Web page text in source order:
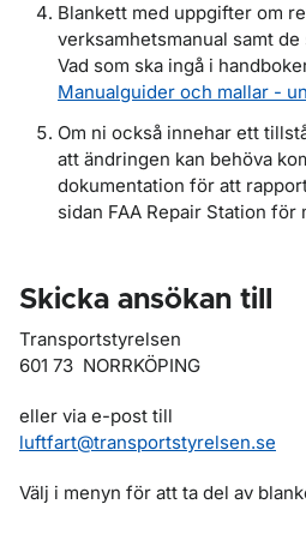
Blankett med uppgifter om
verksamhetsmanual samt
Vad som ska ingå i
Manualguider och mallar -
Om ni också innehar ett
att ändringen kan behöva
dokumentation för att
sidan FAA Repair Station
Skicka ansökan till
Transportstyrelsen
601 73 NORRKÖPING
eller via e-post till
luftfart@transportstyrelsen.se
Välj i menyn för att ta del av